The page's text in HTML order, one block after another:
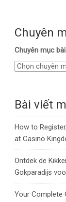
Chuyên
Chuyên mục
Bài viết
How to
at Casino
Ontdek de
Gokparadijs
Your Complete